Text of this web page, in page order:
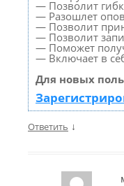
— Позволит
— Разошлет
— Позволит
— Позволит
— Поможет
— Включает в
Для новых
Ответить ↓